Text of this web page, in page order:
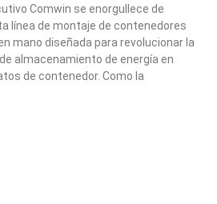
Comwin se enorgullece de
línea de montaje de contenedores
mano diseñada para revolucionar la
almacenamiento de energía en
de contenedor. Como la